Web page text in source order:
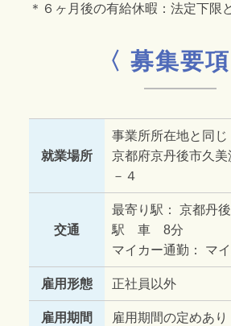
＊６ヶ月後の有給休暇：法定下限
〈 募集要項
就業場所
事業所所在地と同じ
京都府京丹後市久美
－４
交通
最寄り駅： 京都丹
駅 車 8分
マイカー通勤： マ
雇用形態 正社員以外
雇用期間 雇用期間の定めあり